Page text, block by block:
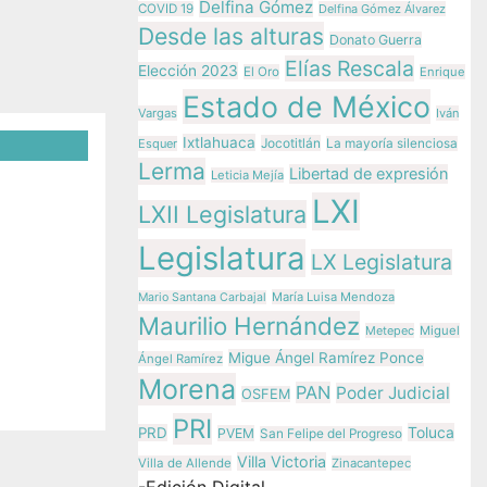
COVID 19 Delfina Gómez Delfina Gómez Álvarez
Desde las alturas Donato Guerra
Elección 2023 El Oro Elías Rescala Enrique
Vargas Estado de México Iván
Esquer Ixtlahuaca Jocotitlán La mayoría silenciosa
Lerma Leticia Mejía Libertad de expresión
LXII Legislatura LXI
Legislatura LX Legislatura
Mario Santana Carbajal María Luisa Mendoza
Maurilio Hernández Metepec Miguel
Ángel Ramírez Migue Ángel Ramírez Ponce
Morena OSFEM PAN Poder Judicial
PRD PRI PVEM San Felipe del Progreso Toluca
Villa de Allende Villa Victoria Zinacantepec